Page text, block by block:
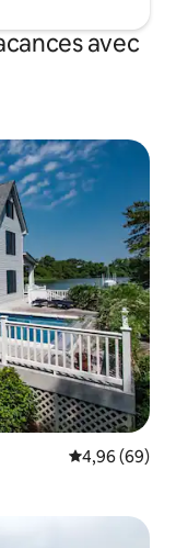
avec
Évaluation
4,96 (69)